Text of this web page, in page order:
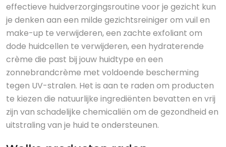
effectieve huidverzorgingsroutine voor je gezicht kun
je denken aan een milde gezichtsreiniger om vuil en
make-up te verwijderen, een zachte exfoliant om
dode huidcellen te verwijderen, een hydraterende
crème die past bij jouw huidtype en een
zonnebrandcrème met voldoende bescherming
tegen UV-stralen. Het is aan te raden om producten
te kiezen die natuurlijke ingrediënten bevatten en vrij
zijn van schadelijke chemicaliën om de gezondheid en
uitstraling van je huid te ondersteunen.